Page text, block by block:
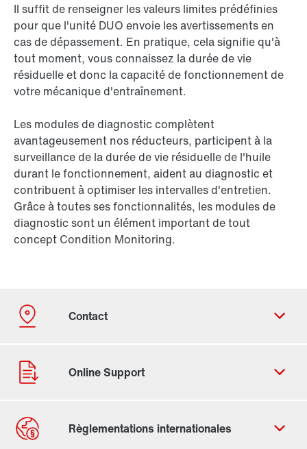
Il suffit de renseigner les valeurs limites prédéfinies
pour que l'unité DUO envoie les avertissements en
cas de dépassement. En pratique, cela signifie qu'à
tout moment, vous connaissez la durée de vie
résiduelle et donc la capacité de fonctionnement de
votre mécanique d'entraînement.
Les modules de diagnostic complètent
avantageusement nos réducteurs, participent à la
surveillance de la durée de vie résiduelle de l'huile
durant le fonctionnement, aident au diagnostic et
contribuent à optimiser les intervalles d'entretien.
Grâce à toutes ses fonctionnalités, les modules de
diagnostic sont un élément important de tout
concept Condition Monitoring.